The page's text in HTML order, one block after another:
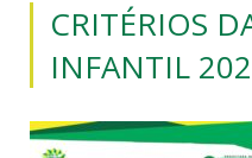
CRITÉRIOS
INFANTIL